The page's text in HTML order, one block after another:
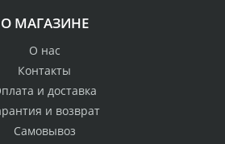
О МАГАЗИНЕ
О нас
Контакты
и доставка
и возврат
Самовывоз